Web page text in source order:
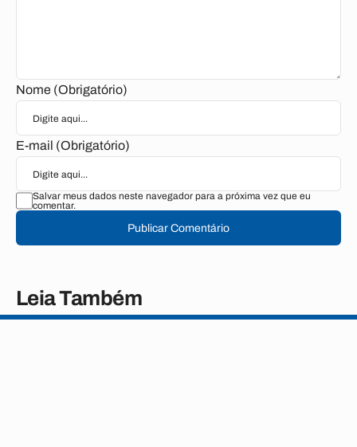
Nome (Obrigatório)
E-mail (Obrigatório)
Salvar meus dados neste navegador para a próxima vez que eu
comentar.
Publicar Comentário
Leia Também